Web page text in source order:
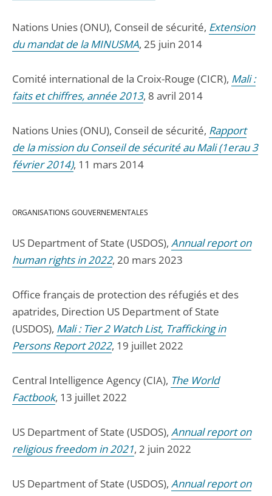
Nations Unies (ONU), Conseil de sécurité, Extension
du mandat de la MINUSMA, 25 juin 2014
Comité international de la Croix-Rouge (CICR), Mali :
faits et chiffres, année 2013, 8 avril 2014
Nations Unies (ONU), Conseil de sécurité, Rapport
de la mission du Conseil de sécurité au Mali (1erau 3
février 2014), 11 mars 2014
ORGANISATIONS GOUVERNEMENTALES
US Department of State (USDOS), Annual report on
human rights in 2022, 20 mars 2023
Office français de protection des réfugiés et des
apatrides, Direction US Department of State
(USDOS), Mali : Tier 2 Watch List, Trafficking in
Persons Report 2022, 19 juillet 2022
Central Intelligence Agency (CIA), The World
Factbook, 13 juillet 2022
US Department of State (USDOS), Annual report on
religious freedom in 2021, 2 juin 2022
US Department of State (USDOS), Annual report on